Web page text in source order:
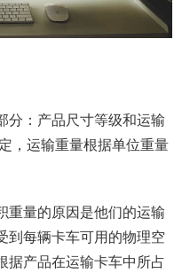
分：产品尺寸等级和运输
，运输重量根据单位重量
重量的原因是他们的运输
到每辆卡车可用的物理空
据产品在运输卡车中所占